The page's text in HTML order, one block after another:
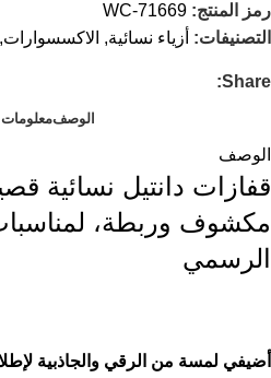
رمز المنتج: WC-71669
التصنيفات: أزياء نسائية, الاكسسوارات,
Share:
الوصفمعلومات
الوصف
قفازات دانتيل نسائية
مكشوف وربطة،
الرسمي
أضيفي لمسة من الرقي والجاذبية